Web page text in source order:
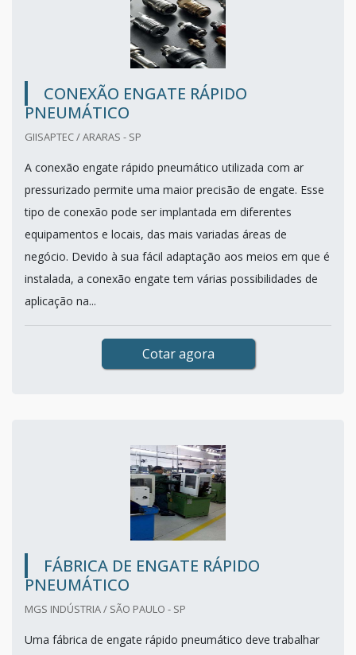
CONEXÃO ENGATE RÁPIDO
PNEUMÁTICO
GIISAPTEC / ARARAS - SP
A conexão engate rápido pneumático utilizada com ar
pressurizado permite uma maior precisão de engate. Esse
tipo de conexão pode ser implantada em diferentes
equipamentos e locais, das mais variadas áreas de
negócio. Devido à sua fácil adaptação aos meios em que é
instalada, a conexão engate tem várias possibilidades de
aplicação na...
Cotar agora
FÁBRICA DE ENGATE RÁPIDO
PNEUMÁTICO
MGS INDÚSTRIA / SÃO PAULO - SP
Uma fábrica de engate rápido pneumático deve trabalhar